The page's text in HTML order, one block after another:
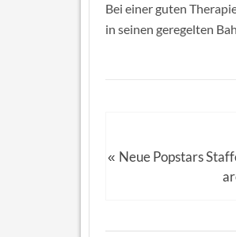
Bei einer guten
in seinen geregelten
« Neue Popstars